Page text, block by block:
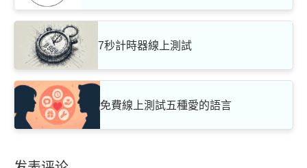
7秒計時器線上測試
免費線上測試五種愛的語言